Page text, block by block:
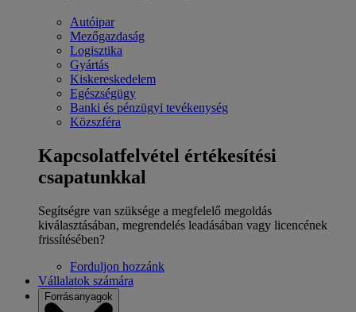
Autóipar
Mezőgazdaság
Logisztika
Gyártás
Kiskereskedelem
Egészségügy
Banki és pénzügyi tevékenység
Közszféra
Kapcsolatfelvétel értékesítési
csapatunkkal
Segítségre van szüksége a megfelelő megoldás
kiválasztásában, megrendelés leadásában vagy licencének
frissítésében?
Forduljon hozzánk
Vállalatok számára
Forrásanyagok